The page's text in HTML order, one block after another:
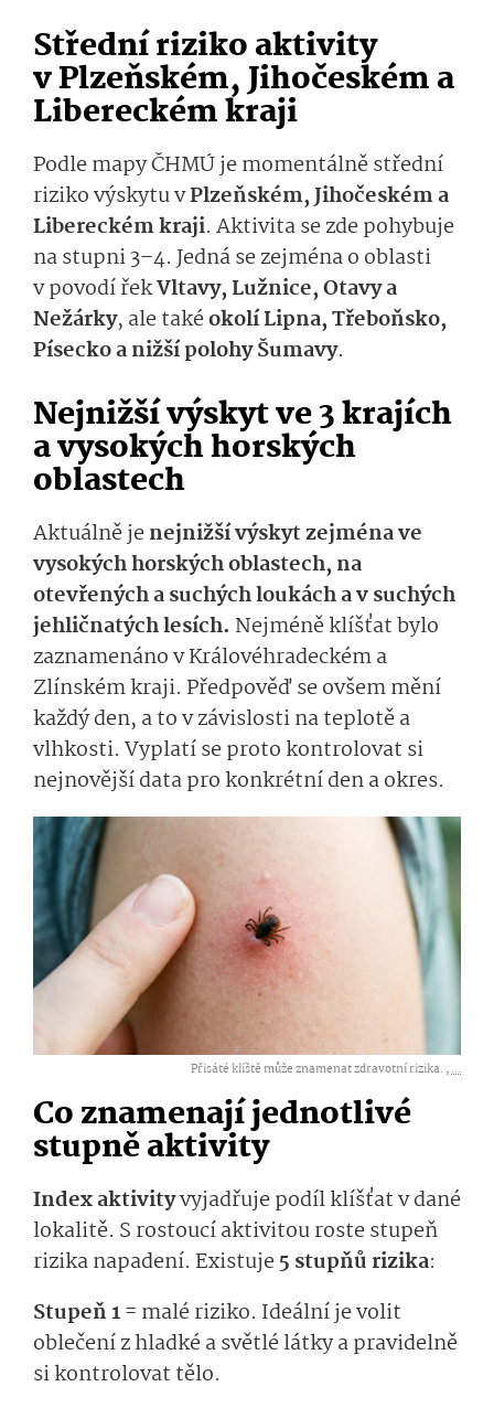
Střední riziko aktivity
v Plzeňském, Jihočeském a
Libereckém kraji
Podle mapy ČHMÚ je momentálně střední
riziko výskytu vPlzeňském, Jihočeském a
Libereckém kraji. Aktivita se zde pohybuje
na stupni 3–4. Jedná se zejména o oblasti
v povodí řekVltavy, Lužnice, Otavy a
Nežárky, ale takéokolí Lipna, Třeboňsko,
Písecko a nižší polohy Šumavy.
Nejnižší výskyt ve 3 krajích
a vysokých horských
oblastech
Aktuálně jenejnižší výskyt zejména ve
vysokých horských oblastech, na
otevřených a suchých loukách a v suchých
jehličnatých lesích. Nejméně klíšťat bylo
zaznamenáno v Královéhradeckém a
Zlínském kraji. Předpověď se ovšem mění
každý den, a to v závislosti na teplotě a
vlhkosti. Vyplatí se proto kontrolovat si
nejnovější data pro konkrétní den a okres.
Přisáté klíště může znamenat zdravotní rizika. ,...
Co znamenají jednotlivé
stupně aktivity
Index aktivityvyjadřuje podíl klíšťat v dané
lokalitě. S rostoucí aktivitou roste stupeň
rizika napadení. Existuje5 stupňů rizika:
Stupeň 1 = malé riziko. Ideální je volit
oblečení z hladké a světlé látky a pravidelně
si kontrolovat tělo.